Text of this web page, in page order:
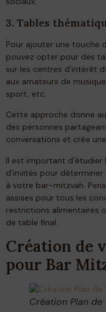
3. Tables
Pour ajouter une touche
pouvez opter pour des
sur les centres d’intérêt
aux amateurs de
sport, etc.
Cette approche donne
des personnes
conversations et crée
Il est important d’étudier
d’invités pour
à votre bar-mitzvah.
assises pour tous les
restrictions alimentaires
de table final.
Création de
pour Bar
Création Plan de